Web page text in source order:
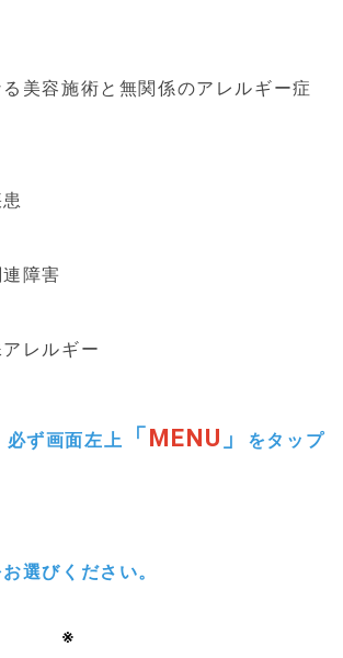
美容施術と無関係のアレルギー症
障害
レルギー
必ず画面左上 「 MENU 」 をタップ
選びください。
※